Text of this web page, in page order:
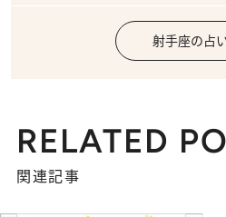
射手座の占
RELATED
関連記事